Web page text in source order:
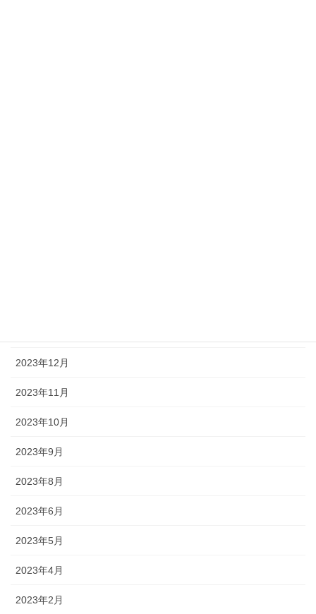
2023年12月
2023年11月
2023年10月
2023年9月
2023年8月
2023年6月
2023年5月
2023年4月
2023年2月